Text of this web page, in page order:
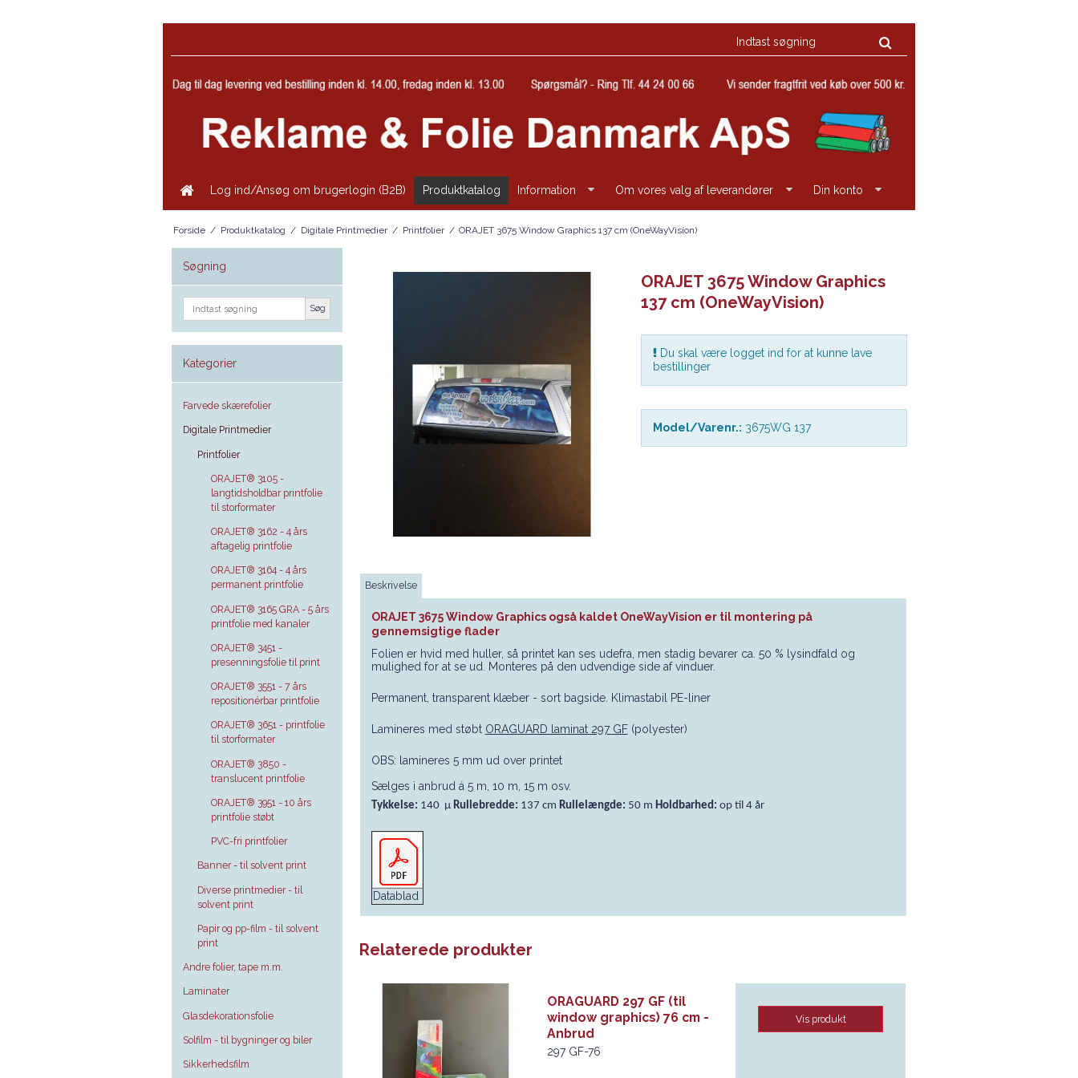
Log ind/Ansøg om brugerlogin (B2B) Produktkatalog Information Om vores valg af leverandører Din konto
Forside / Produktkatalog / Digitale Printmedier / Printfolier / ORAJET 3675 Window Graphics 137 cm (OneWayVision)
Søgning
Søg
Kategorier
Farvede skærefolier
Digitale Printmedier
Printfolier
ORAJET® 3105 -
langtidsholdbar printfolie
til storformater
ORAJET® 3162 - 4 års
aftagelig printfolie
ORAJET® 3164 - 4 års
permanent printfolie
ORAJET® 3165 GRA - 5 års
printfolie med kanaler
ORAJET® 3451 -
presenningsfolie til print
ORAJET® 3551 - 7 års
repositionérbar printfolie
ORAJET® 3651 - printfolie
til storformater
ORAJET® 3850 -
translucent printfolie
ORAJET® 3951 - 10 års
printfolie støbt
PVC-fri printfolier
Banner - til solvent print
Diverse printmedier - til
solvent print
Papir og pp-film - til solvent
print
Andre folier, tape m.m.
Laminater
Glasdekorationsfolie
Solfilm - til bygninger og biler
Sikkerhedsfilm
ORAJET 3675 Window Graphics
137 cm (OneWayVision)
Du skal være logget ind for at kunne lave
bestillinger
Model/Varenr.: 3675WG 137
Beskrivelse
ORAJET 3675Window Graphics også kaldet OneWayVision er til montering på
gennemsigtige flader
Folien er hvid med huller, så printet kan ses udefra, men stadig bevarer ca. 50 % lysindfald og
mulighed for at se ud. Monteres på den udvendige side af vinduer.
Permanent, transparent klæber - sort bagside. Klimastabil PE-liner
Lamineres med støbt ORAGUARD laminat 297 GF (polyester)
OBS: lamineres 5 mm ud over printet
Sælges i anbrud á 5 m, 10 m, 15 m osv.
Tykkelse: 140 µ Rullebredde: 137 cm Rullelængde: 50 m Holdbarhed: op til 4 år
Datablad
Relaterede produkter
ORAGUARD 297 GF (til
window graphics) 76 cm -
Anbrud
297 GF-76
Vis produkt